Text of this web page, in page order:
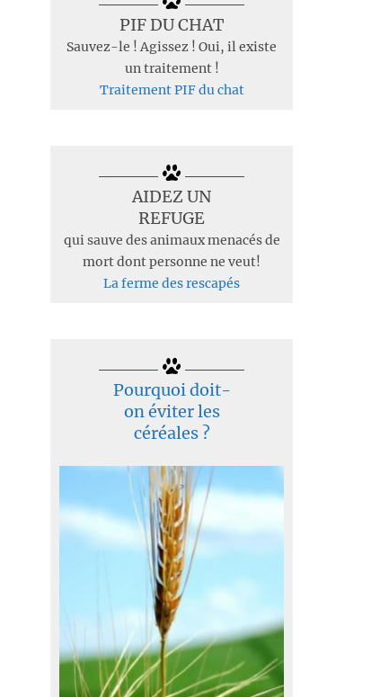
PIF DU CHAT
Sauvez-le ! Agissez ! Oui, il existe
un traitement !
Traitement PIF du chat
AIDEZ UN
REFUGE
qui sauve des animaux menacés de
mort dont personne ne veut!
La ferme des rescapés
Pourquoi doit-
on éviter les
céréales ?